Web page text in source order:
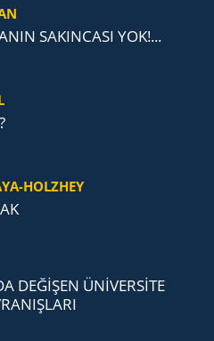
SAKINCASI YOK!...
HOLZHEY
DEĞİŞEN ÜNİVERSİTE